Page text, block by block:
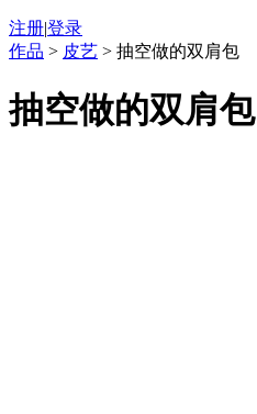
注册|登录
作品 > 皮艺 > 抽空做的双肩包
抽空做的双肩包